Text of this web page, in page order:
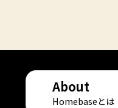
About
Homebaseとは